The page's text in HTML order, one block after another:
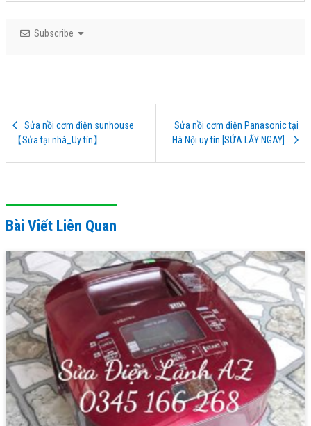
Subscribe
Sửa nồi cơm điện sunhouse
【Sửa tại nhà_Uy tín】
Sửa nồi cơm điện Panasonic tại
Hà Nội uy tín [SỬA LẤY NGAY]
Bài Viết Liên Quan